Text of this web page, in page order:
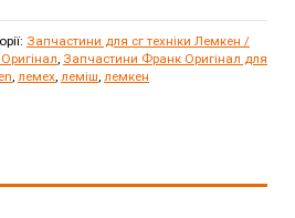
Запчастини для сг техніки Лемкен /
, Запчастини Франк Оригінал для
, лемех, леміш, лемкен